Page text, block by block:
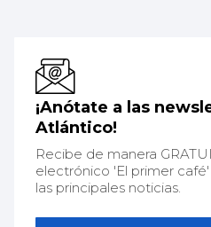
¡Anótate a las
Atlántico!
Recibe de manera
electrónico 'El primer
las principales noticias.